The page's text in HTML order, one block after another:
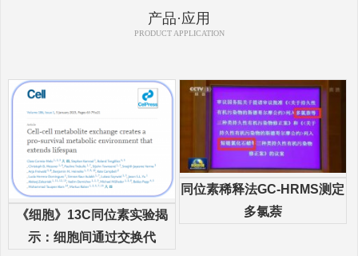
产品·应用
PRODUCT APPLICATION
《细胞》13C同位素实验揭
示：细胞间通过交换代
同位素稀释法GC-HRMS测定
多氯萘